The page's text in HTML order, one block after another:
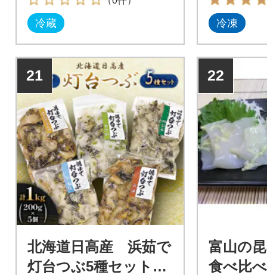
を水揚げしております。
冷蔵 冷凍
21
北海道日高産 浜茹で
灯台つぶ5種セット
22
富山の
食べ比